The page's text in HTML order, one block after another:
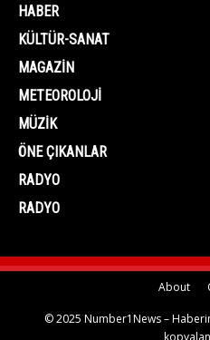
HABER
KÜLTÜR-SANAT
MAGAZIN
METEOROLOJI
MÜZIK
ÖNE ÇIKANLAR
RADYO
RADYO
About
© 2025 Number1News –